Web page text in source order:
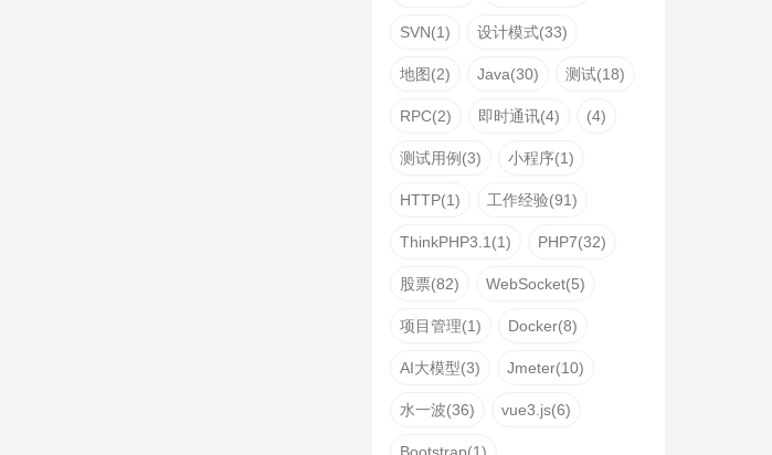
SVN(1) 设计模式(33)
地图(2) Java(30) 测试(18)
RPC(2) 即时通讯(4) (4)
测试用例(3) 小程序(1)
HTTP(1) 工作经验(91)
ThinkPHP3.1(1) PHP7(32)
股票(82) WebSocket(5)
项目管理(1) Docker(8)
AI大模型(3) Jmeter(10)
水一波(36) vue3.js(6)